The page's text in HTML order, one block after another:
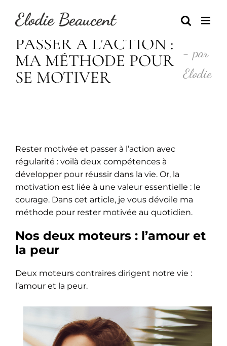
PASSER À L’ACTION :
MA MÉTHODE POUR
SE MOTIVER
- par
Elodie
Rester motivée et passer à l’action avec
régularité : voilà deux compétences à
développer pour réussir dans la vie. Or, la
motivation est liée à une valeur essentielle : le
courage. Dans cet article, je vous dévoile ma
méthode pour rester motivée au quotidien.
Nos deux moteurs : l’amour et
la peur
Deux moteurs contraires dirigent notre vie :
l’amour et la peur.